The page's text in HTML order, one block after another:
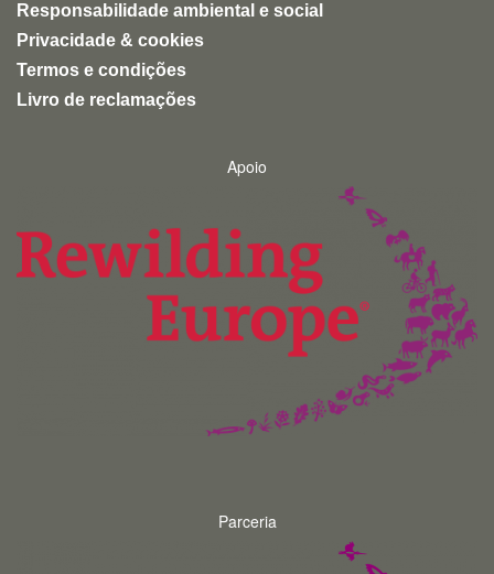
Responsabilidade ambiental e social
Privacidade & cookies
Termos e condições
Livro de reclamações
Apoio
Parceria